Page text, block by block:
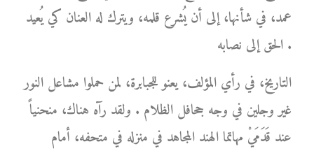
عمد، في شأنها، إلى أن يُشرع قلمه، ويترك له العنان كي يُعيد
الحق إلى نصابه .
التاريخ، في رأي المؤلف، يعنو للجبابرة، لمن حملوا مشاعل النور
غير وجلين في وجه جحافل الظلام . ولقد رآه هناك، منحنياً
عند قَدَمَيْ مهاتما الهند المجاهد في منزله في متحفه، أمام